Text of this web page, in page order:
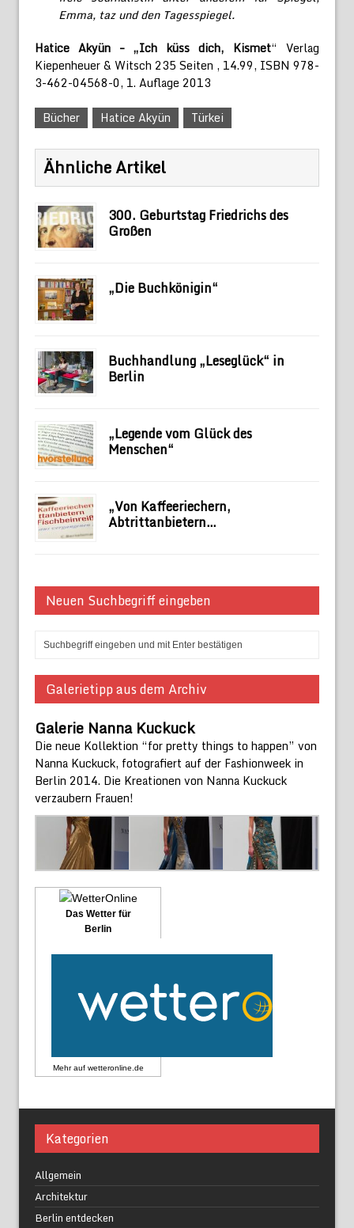
Emma, taz und den Tagesspiegel.
Hatice Akyün – „Ich küss dich, Kismet“ Verlag
Kiepenheuer & Witsch 235 Seiten , 14.99, ISBN 978-
3-462-04568-0, 1. Auflage 2013
Bücher
Hatice Akyün Türkei
Ähnliche Artikel
300. Geburtstag Friedrichs des
Großen
„Die Buchkönigin“
Buchhandlung „Leseglück“ in
Berlin
„Legende vom Glück des
Menschen“
„Von Kaffeeriechern,
Abtrittanbietern…
Neuen Suchbegriff eingeben
Galerietipp aus dem Archiv
Galerie Nanna Kuckuck
Die neue Kollektion “for pretty things to happen” von
Nanna Kuckuck, fotografiert auf der Fashionweek in
Berlin 2014. Die Kreationen von Nanna Kuckuck
verzaubern Frauen!
Das Wetter für
Berlin
Mehr auf wetteronline.de
Kategorien
Allgemein
Architektur
Berlin entdecken